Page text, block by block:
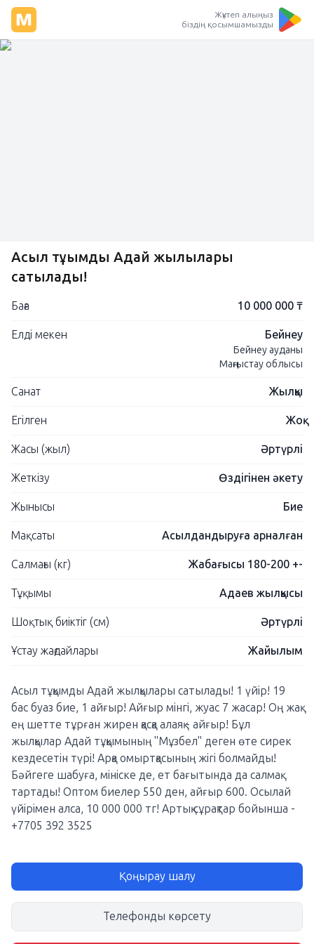
Жүктеп алыңыз
біздің қосымшамызды
Асыл тұқымды Адай жылқылары
сатылады!
Баға 10 000 000 ₸
Елді мекен Бейнеу
Бейнеу ауданы
Маңғыстау облысы
Санат Жылқы
Егілген Жоқ
Жасы (жыл) Әртүрлі
Жеткізу Өздігінен әкету
Жынысы Бие
Мақсаты Асылдандыруға арналған
Салмағы (кг) Жабағысы 180-200 +-
Тұқымы Адаев жылқысы
Шоқтық биіктіг (см) Әртүрлі
Ұстау жағдайлары Жайылым
Асыл тұқымды Адай жылқылары сатылады! 1 үйір! 19
бас буаз бие, 1 айғыр! Айғыр мінгі, жуас 7 жасар! Оң жақ
ең шетте тұрған жирен қасқа алаяқ - айғыр! Бұл
жылқылар Адай тұқымының "Мұзбел" деген өте сирек
кездесетін түрі! Арқа омыртқасының жігі болмайды!
Бәйгеге шабуға, мініске де, ет бағытында да салмақ
тартады! Оптом биелер 550 ден, айғыр 600. Осылай
үйірімен алса, 10 000 000 тг! Артық сұрақтар бойынша -
+7705 392 3525
Қоңырау шалу
Телефонды көрсету